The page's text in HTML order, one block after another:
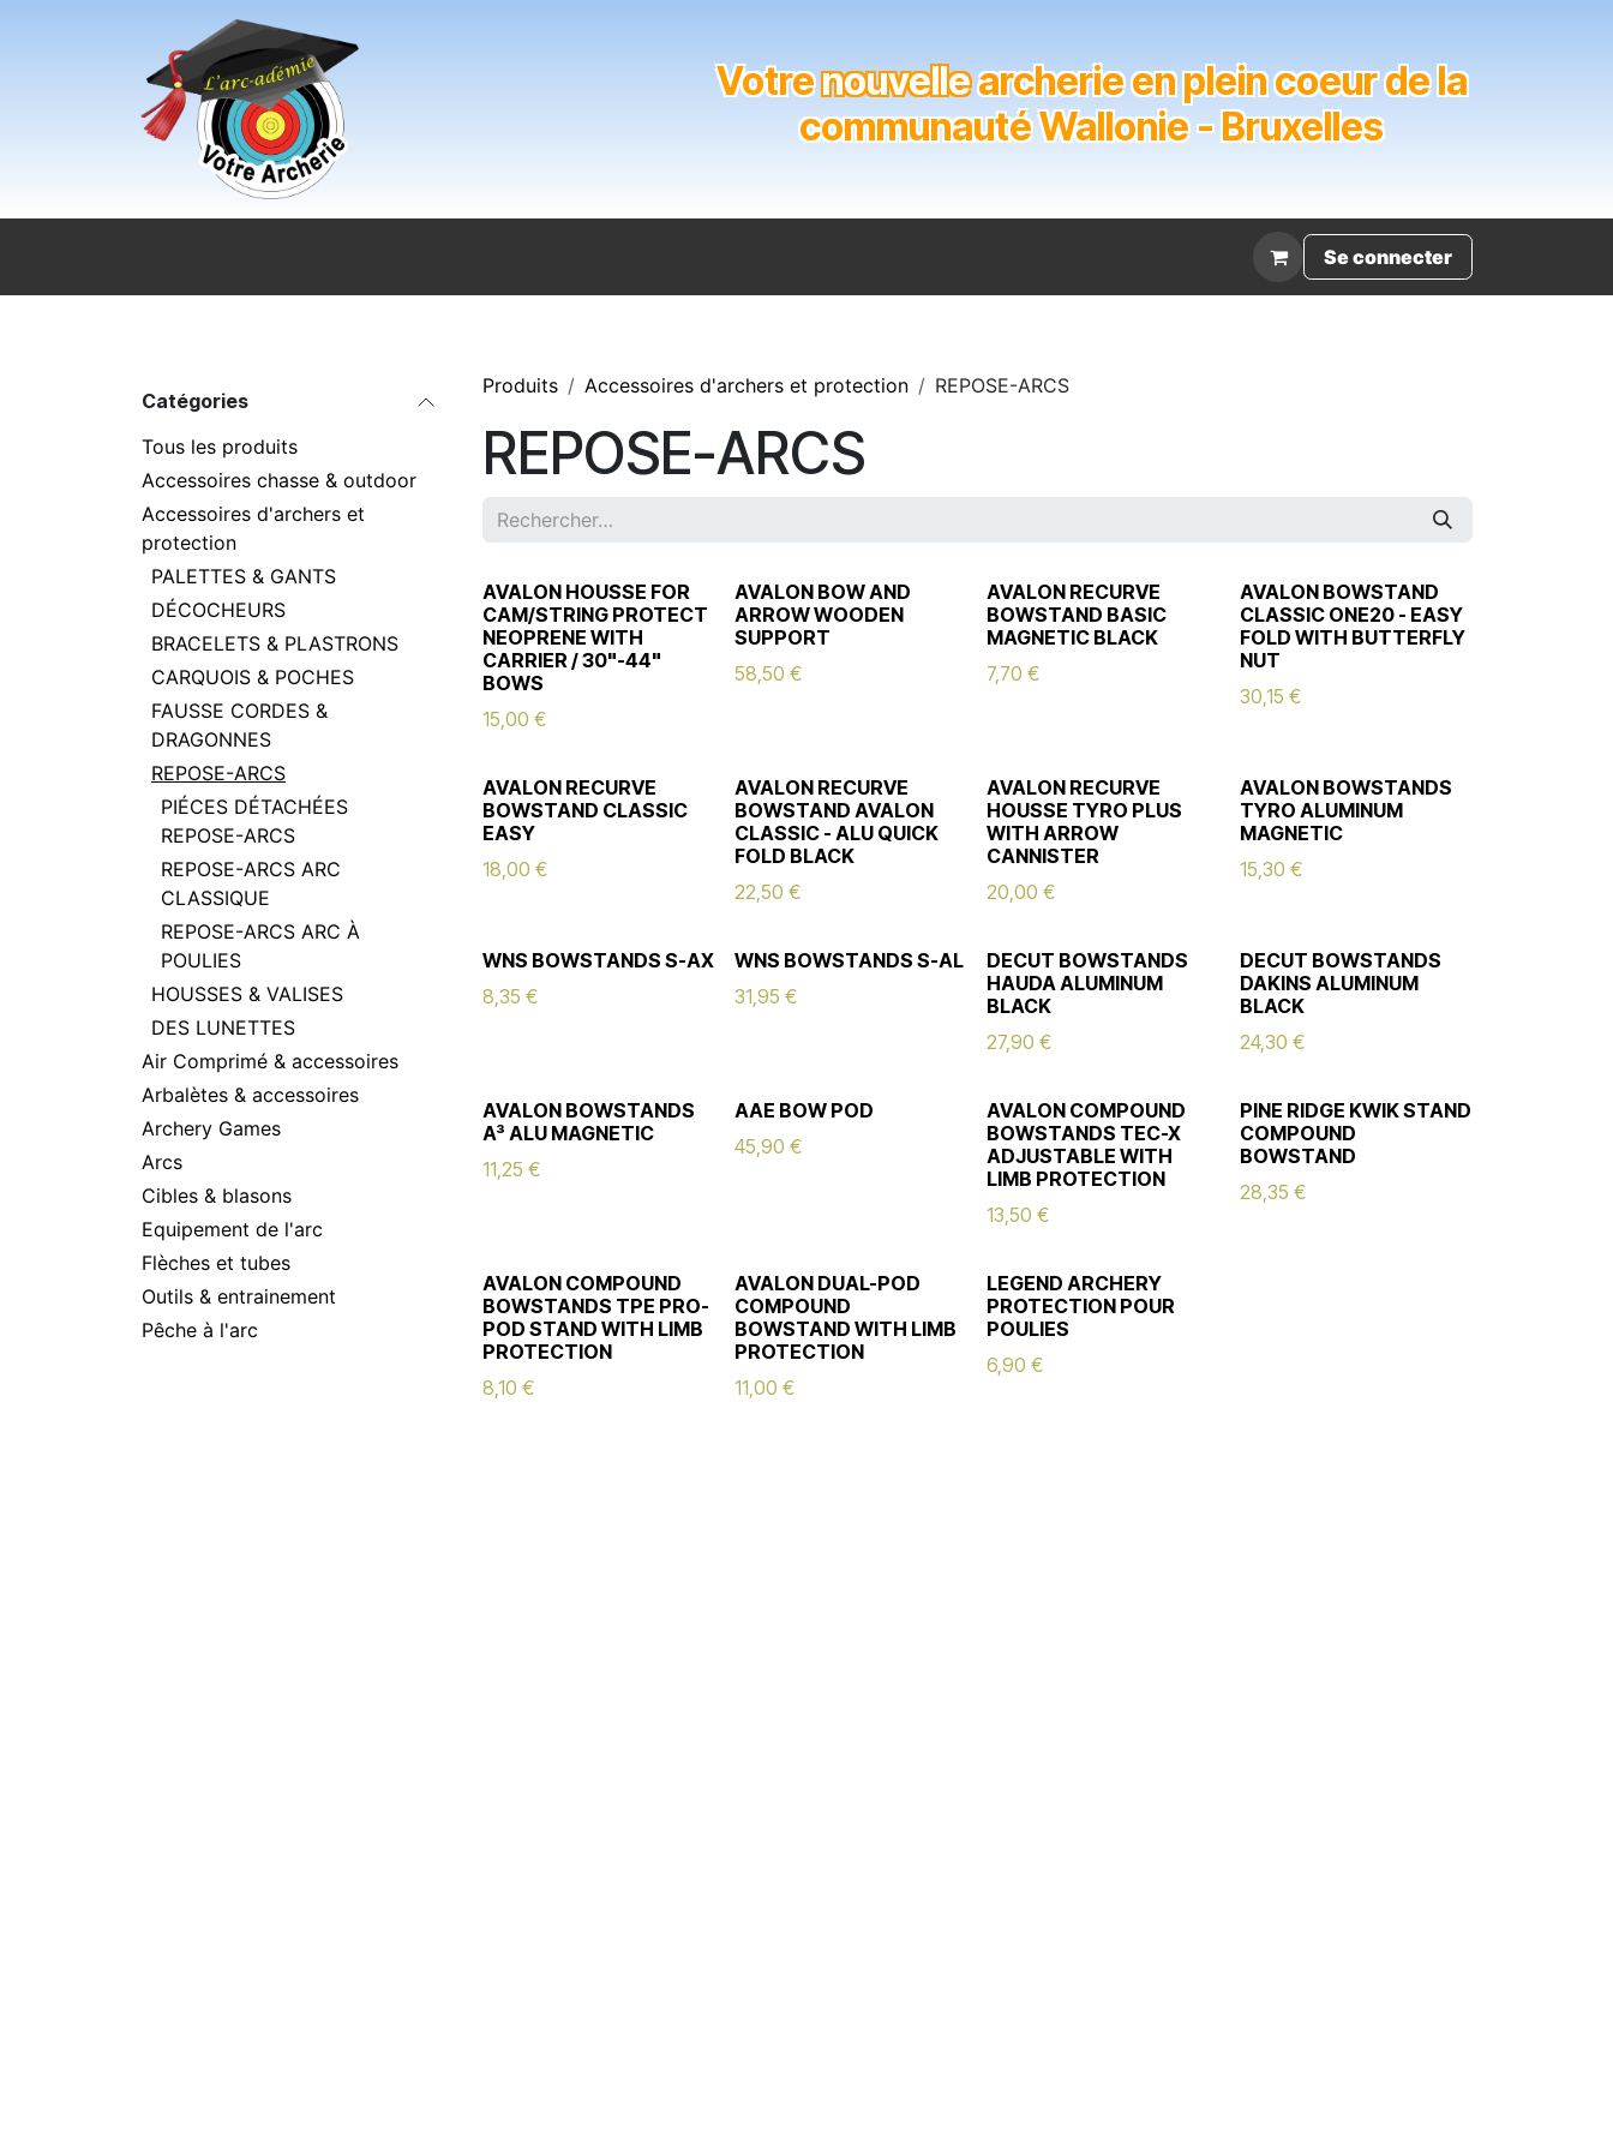
Votrenouvellearcherie en plein coeur de la
communauté Wallonie - Bruxelles
Se connecter
Catégories
Tous les produits
Accessoires chasse & outdoor
Accessoires d'archers et
protection
PALETTES & GANTS
DÉCOCHEURS
BRACELETS & PLASTRONS
CARQUOIS & POCHES
FAUSSE CORDES &
DRAGONNES
REPOSE-ARCS
PIÉCES DÉTACHÉES
REPOSE-ARCS
REPOSE-ARCS ARC
CLASSIQUE
REPOSE-ARCS ARC À
POULIES
HOUSSES & VALISES
DES LUNETTES
Air Comprimé & accessoires
Arbalètes & accessoires
Archery Games
Arcs
Cibles & blasons
Equipement de l'arc
Flèches et tubes
Outils & entrainement
Pêche à l'arc
Produits Accessoires d'archers et protection REPOSE-ARCS
REPOSE-ARCS
AVALON HOUSSE FOR
CAM/STRING PROTECT
NEOPRENE WITH
CARRIER / 30"-44"
BOWS
15,00 €
AVALON BOW AND
ARROW WOODEN
SUPPORT
58,50 €
AVALON RECURVE
BOWSTAND BASIC
MAGNETIC BLACK
7,70 €
AVALON BOWSTAND
CLASSIC ONE20 - EASY
FOLD WITH BUTTERFLY
NUT
30,15 €
AVALON RECURVE
BOWSTAND CLASSIC
EASY
18,00 €
AVALON RECURVE
BOWSTAND AVALON
CLASSIC - ALU QUICK
FOLD BLACK
22,50 €
AVALON RECURVE
HOUSSE TYRO PLUS
WITH ARROW
CANNISTER
20,00 €
AVALON BOWSTANDS
TYRO ALUMINUM
MAGNETIC
15,30 €
WNS BOWSTANDS S-AX
8,35 €
WNS BOWSTANDS S-AL
31,95 €
DECUT BOWSTANDS
HAUDA ALUMINUM
BLACK
27,90 €
DECUT BOWSTANDS
DAKINS ALUMINUM
BLACK
24,30 €
AVALON BOWSTANDS
A³ ALU MAGNETIC
11,25 €
AAE BOW POD
45,90 €
AVALON COMPOUND
BOWSTANDS TEC-X
ADJUSTABLE WITH
LIMB PROTECTION
13,50 €
PINE RIDGE KWIK STAND
COMPOUND
BOWSTAND
28,35 €
AVALON COMPOUND
BOWSTANDS TPE PRO-
POD STAND WITH LIMB
PROTECTION
8,10 €
AVALON DUAL-POD
COMPOUND
BOWSTAND WITH LIMB
PROTECTION
11,00 €
LEGEND ARCHERY
PROTECTION POUR
POULIES
6,90 €